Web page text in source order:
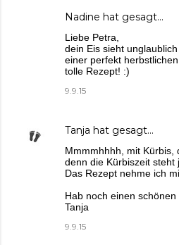
Nadine hat gesagt…
Liebe Petra,
dein Eis sieht
einer perfekt
tolle Rezept! :)
9.9.15
Tanja hat gesagt…
Mmmmhhhh, mit Kürbis,
denn die Kürbiszeit steht
Das Rezept nehme ich
Hab noch einen
Tanja
9.9.15